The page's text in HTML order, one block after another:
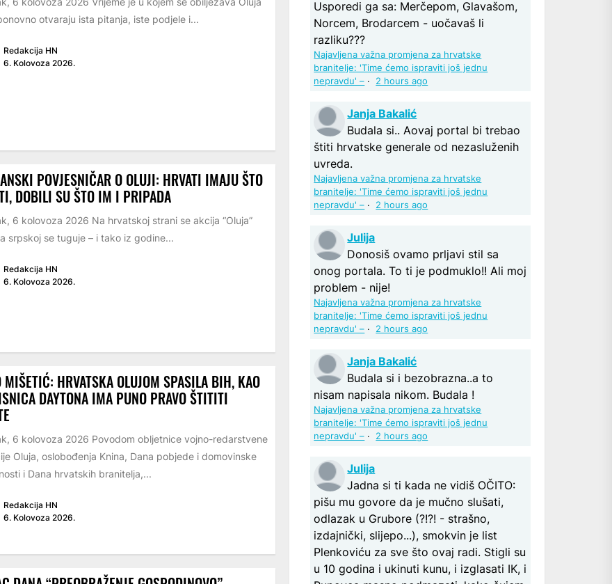
otvaraju ista pitanja, iste podjele i...
Redakcija HN
6. Kolovoza 2026.
POVJESNIČAR O OLUJI: HRVATI IMAJU ŠTO
DOBILI SU ŠTO IM I PRIPADA
6 kolovoza 2026 Na hrvatskoj strani se akcija “Oluja”
srpskoj se tuguje – i tako iz godine...
Redakcija HN
6. Kolovoza 2026.
MIŠETIĆ: HRVATSKA OLUJOM SPASILA BIH, KAO
DAYTONA IMA PUNO PRAVO ŠTITITI
6 kolovoza 2026 Povodom obljetnice vojno-redarstvene
Oluja, oslobođenja Knina, Dana pobjede i domovinske
i Dana hrvatskih branitelja,...
Redakcija HN
6. Kolovoza 2026.
Usporedi ga sa: Merčepom, Glavašom,
Norcem, Brodarcem - uočavaš li
razliku???
Najavljena važna promjena za hrvatske
branitelje: 'Time ćemo ispraviti još jednu
nepravdu' – · 2 hours ago
Janja Bakalić
Budala si.. Aovaj portal bi trebao
štiti hrvatske generale od nezasluženih
uvreda.
Najavljena važna promjena za hrvatske
branitelje: 'Time ćemo ispraviti još jednu
nepravdu' – · 2 hours ago
Julija
Donosiš ovamo prljavi stil sa
onog portala. To ti je podmuklo!! Ali moj
problem - nije!
Najavljena važna promjena za hrvatske
branitelje: 'Time ćemo ispraviti još jednu
nepravdu' – · 2 hours ago
Janja Bakalić
Budala si i bezobrazna..a to
nisam napisala nikom. Budala !
Najavljena važna promjena za hrvatske
branitelje: 'Time ćemo ispraviti još jednu
nepravdu' – · 2 hours ago
Julija
Jadna si ti kada ne vidiš OČITO:
pišu mu govore da je mučno slušati,
odlazak u Grubore (?!?! - strašno,
izdajnički, slijepo...), smokvin je list
Plenkoviću za sve što ovaj radi. Stigli su
u 10 godina i ukinuti kunu, i izglasati IK, i